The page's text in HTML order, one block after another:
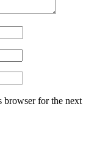
browser for the next